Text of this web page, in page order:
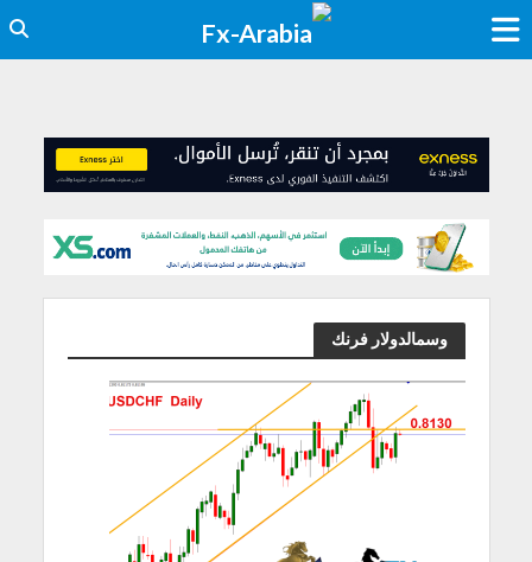
وسمالدولار فرنك